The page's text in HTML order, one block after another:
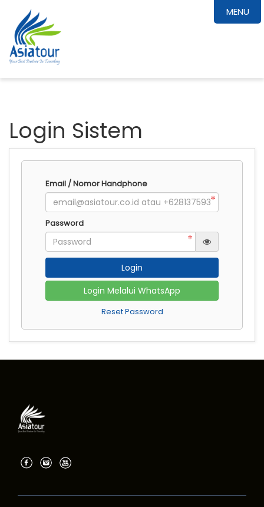
Login Sistem
Email / Nomor Handphone
Password
Login
Login Melalui WhatsApp
Reset Password
MENU